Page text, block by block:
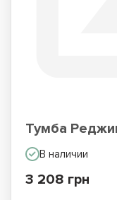
Тумба
В наличии
3 208 грн